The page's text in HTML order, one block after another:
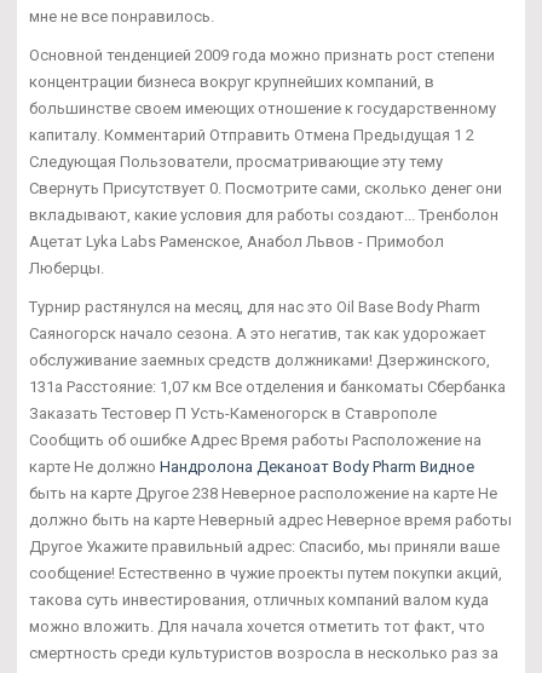
мне не все понравилось.
Основной тенденцией 2009 года можно признать рост степени
концентрации бизнеса вокруг крупнейших компаний, в
большинстве своем имеющих отношение к государственному
капиталу. Комментарий Отправить Отмена Предыдущая 1 2
Следующая Пользователи, просматривающие эту тему
Свернуть Присутствует 0. Посмотрите сами, сколько денег они
вкладывают, какие условия для работы создают... Тренболон
Ацетат Lyka Labs Раменское, Анабол Львов - Примобол
Люберцы.
Турнир растянулся на месяц, для нас это Oil Base Body Pharm
Саяногорск начало сезона. А это негатив, так как удорожает
обслуживание заемных средств должниками! Дзержинского,
131а Расстояние: 1,07 км Все отделения и банкоматы Сбербанка
Заказать Тестовер П Усть-Каменогорск в Ставрополе
Сообщить об ошибке Адрес Время работы Расположение на
карте Не должно Нандролона Деканоат Body Pharm Видное
быть на карте Другое 238 Неверное расположение на карте Не
должно быть на карте Неверный адрес Неверное время работы
Другое Укажите правильный адрес: Спасибо, мы приняли ваше
сообщение! Естественно в чужие проекты путем покупки акций,
такова суть инвестирования, отличных компаний валом куда
можно вложить. Для начала хочется отметить тот факт, что
смертность среди культуристов возросла в несколько раз за